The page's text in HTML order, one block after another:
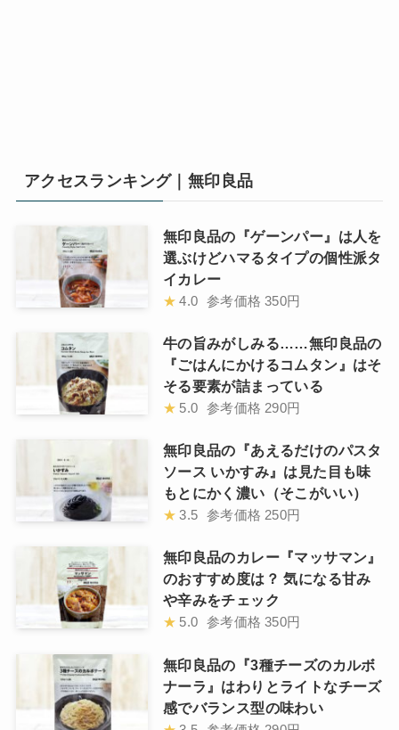
アクセスランキング｜無印良品
無印良品の『ゲーンパー』は人を
選ぶけどハマるタイプの個性派タ
イカレー
★ 4.0 参考価格 350円
牛の旨みがしみる……無印良品の
『ごはんにかけるコムタン』はそ
そる要素が詰まっている
★ 5.0 参考価格 290円
無印良品の『あえるだけのパスタ
ソース いかすみ』は見た目も味
もとにかく濃い（そこがいい）
★ 3.5 参考価格 250円
無印良品のカレー『マッサマン』
のおすすめ度は？ 気になる甘み
や辛みをチェック
★ 5.0 参考価格 350円
無印良品の『3種チーズのカルボ
ナーラ』はわりとライトなチーズ
感でバランス型の味わい